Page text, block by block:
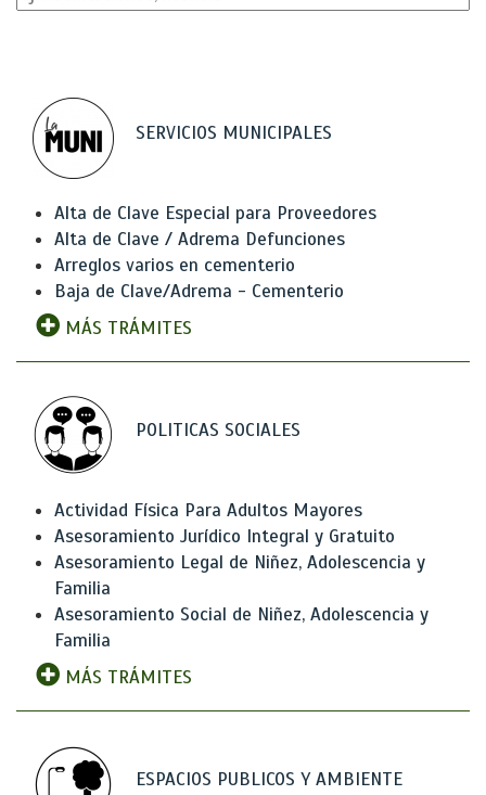
SERVICIOS MUNICIPALES
Alta de Clave Especial para Proveedores
Alta de Clave / Adrema Defunciones
Arreglos varios en cementerio
Baja de Clave/Adrema - Cementerio
MÁS TRÁMITES
POLITICAS SOCIALES
Actividad Física Para Adultos Mayores
Asesoramiento Jurídico Integral y Gratuito
Asesoramiento Legal de Niñez, Adolescencia y
Familia
Asesoramiento Social de Niñez, Adolescencia y
Familia
MÁS TRÁMITES
ESPACIOS PUBLICOS Y AMBIENTE